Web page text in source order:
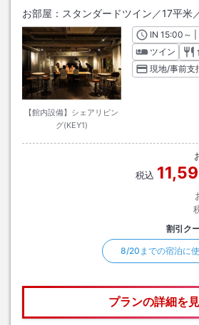
お部屋： スタンダードツイン／17平米
【館内設備】シェアリビン
グ(KEY1)
INチェック
15:00 ～
ツイン
現地/事前支
税込
割引ク
8/20までの宿泊に
プランの詳細を